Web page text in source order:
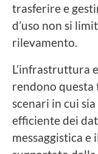
trasferire e
d’uso non si
rilevamento.
L’infrastruttura
rendono questa
scenari in cui
efficiente dei
messaggistica e